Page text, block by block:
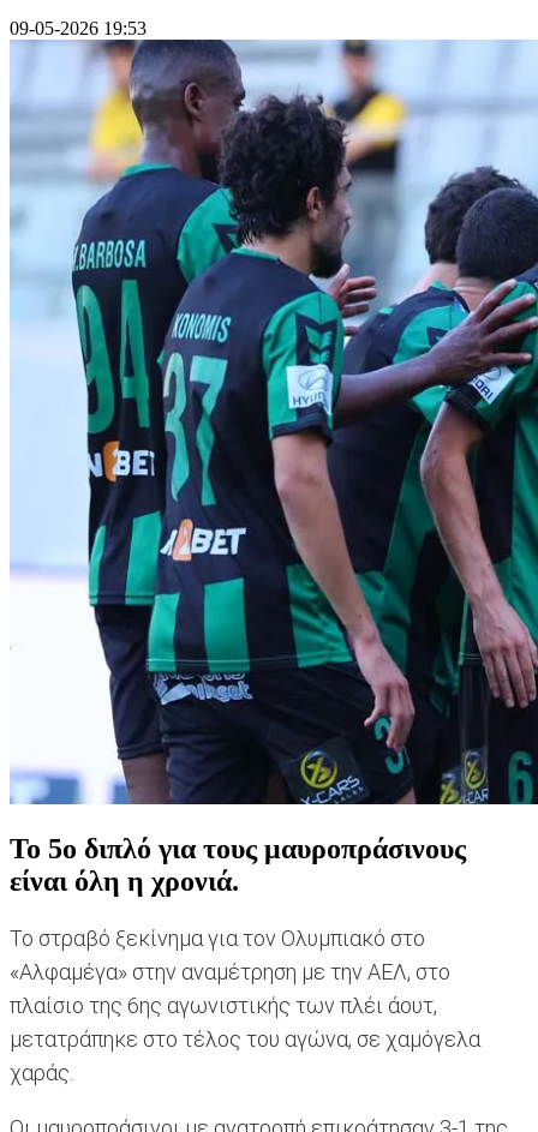
09-05-2026 19:53
Το 5ο διπλό για τους μαυροπράσινους
είναι όλη η χρονιά.
Το στραβό ξεκίνημα για τον Ολυμπιακό στο
«Αλφαμέγα» στην αναμέτρηση με την ΑΕΛ, στο
πλαίσιο της 6ης αγωνιστικής των πλέι άουτ,
μετατράπηκε στο τέλος του αγώνα, σε χαμόγελα
χαράς.